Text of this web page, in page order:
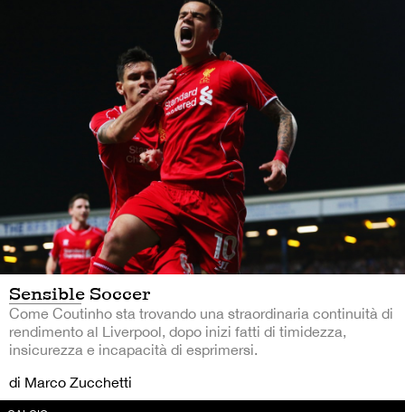
Sensible Soccer
Come Coutinho sta trovando una straordinaria continuità di
rendimento al Liverpool, dopo inizi fatti di timidezza,
insicurezza e incapacità di esprimersi.
di Marco Zucchetti